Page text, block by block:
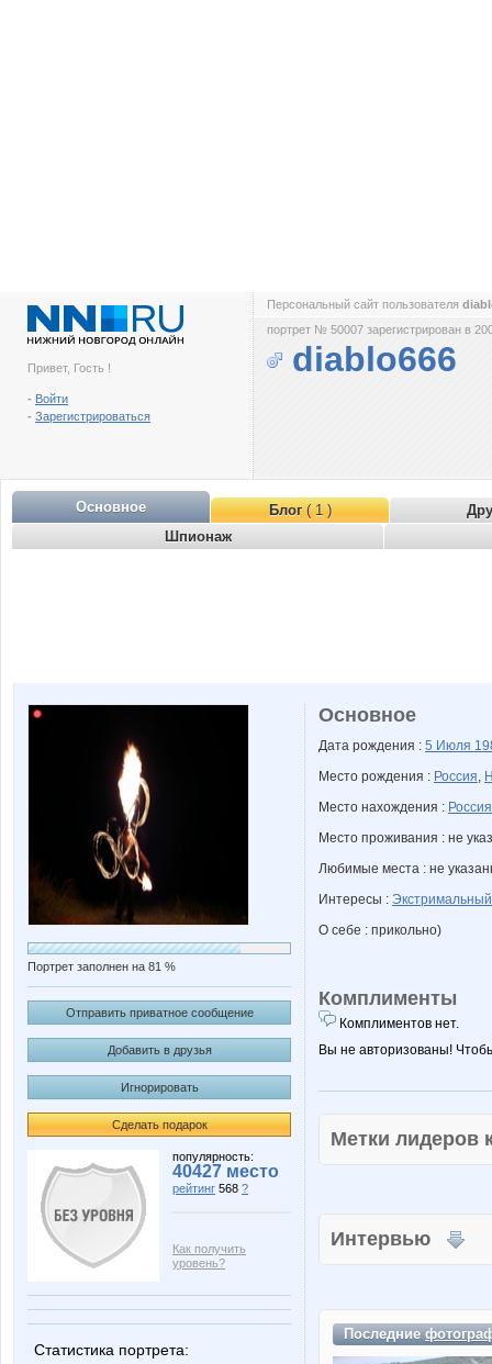
Привет, Гость !
- Войти
- Зарегистрироваться
Персональный сайт пользователя
портрет № 50007 зарегистрирован в
diablo666
Основное Блог( 1 )
Шпионаж
Портрет заполнен на 81 %
Отправить приватное сообщение
Добавить в друзья
Игнорировать
Сделать подарок
популярность:
40427 место
рейтинг 568 ?
Как получить
уровень?
Статистика портрета:
Основное
Дата рождения : 5 Июля
Место рождения : Россия,
Место нахождения : Россия
Место проживания : не
Любимые места : не
Интересы :
О себе : прикольно)
Комплименты
Комплиментов нет.
Вы не авторизованы!
Метки
Интервью
Последние